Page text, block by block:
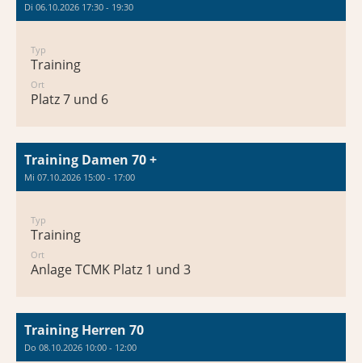
Di 06.10.2026 17:30 - 19:30
Typ
Training
Ort
Platz 7 und 6
Training Damen 70 +
Mi 07.10.2026 15:00 - 17:00
Typ
Training
Ort
Anlage TCMK Platz 1 und 3
Training Herren 70
Do 08.10.2026 10:00 - 12:00